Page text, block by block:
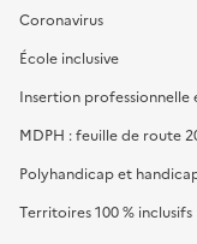
Coronavirus
École inclusive
Insertion professionnelle
MDPH : feuille de route
Polyhandicap et
Territoires 100 % inclusifs